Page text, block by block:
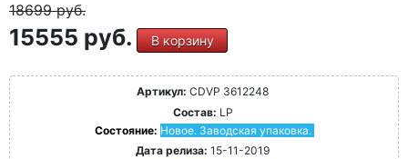
18699руб.
15555 руб. В корзину
Артикул: CDVP 3612248
Состав: LP
Состояние: Новое. Заводская упаковка.
Дата релиза: 15-11-2019